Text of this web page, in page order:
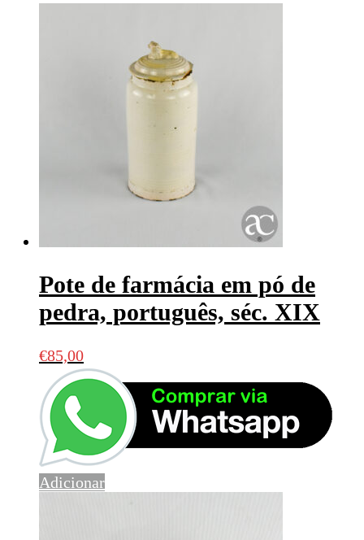
Pote de farmácia em pó de
pedra, português, séc. XIX
€85,00
Adicionar